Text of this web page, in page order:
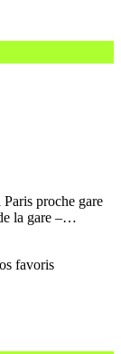
proche gare
la gare –…